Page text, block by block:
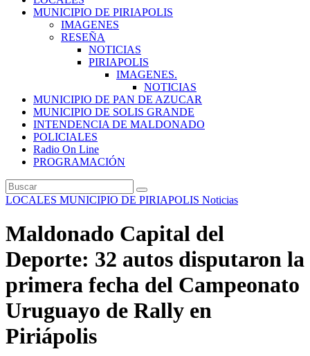
MUNICIPIO DE PIRIAPOLIS
IMAGENES
RESEÑA
NOTICIAS
PIRIAPOLIS
IMAGENES.
NOTICIAS
MUNICIPIO DE PAN DE AZUCAR
MUNICIPIO DE SOLIS GRANDE
INTENDENCIA DE MALDONADO
POLICIALES
Radio On Line
PROGRAMACIÓN
LOCALES MUNICIPIO DE PIRIAPOLIS Noticias
Maldonado Capital del
Deporte: 32 autos disputaron la
primera fecha del Campeonato
Uruguayo de Rally en
Piriápolis